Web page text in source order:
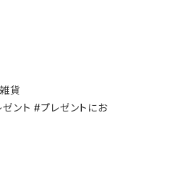
貨
ト #プレゼントにお